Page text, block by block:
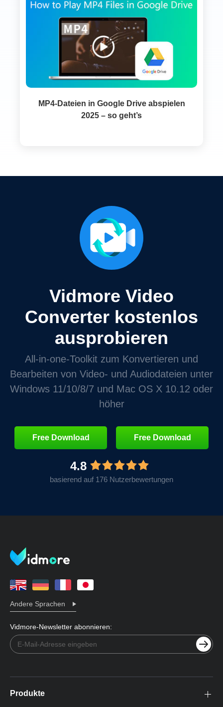
MP4-Dateien in Google Drive abspielen
2025 – so geht’s
Vidmore Video
Converter kostenlos
ausprobieren
All‑in‑one‑Toolkit zum Konvertieren und
Bearbeiten von Video‑ und Audiodateien unter
Windows 11/10/8/7 und Mac OS X 10.12 oder
höher
Free Download Free Download
4.8
basierend auf 176 Nutzerbewertungen
Andere Sprachen
Vidmore-Newsletter abonnieren:
Produkte